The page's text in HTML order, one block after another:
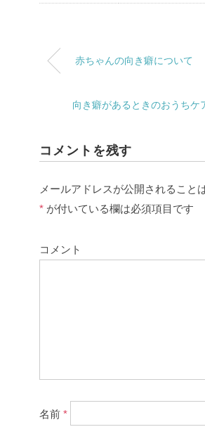
赤ちゃんの向き癖について
向き癖があるときのおうちケ
コメントを残す
メールアドレスが公開されること
* が付いている欄は必須項目です
コメント
名前 *